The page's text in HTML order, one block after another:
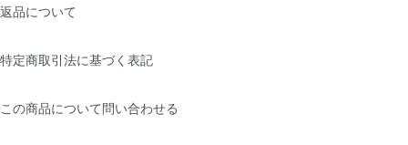
返品について
特定商取引法に基づく表記
この商品について問い合わせる